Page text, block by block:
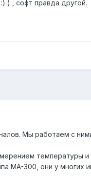
) , софт правда другой.
Мы работаем с
температуры
МА-300, они у